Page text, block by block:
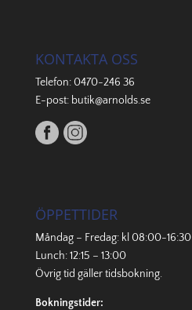
KONTAKTA OSS
Telefon:0470-246 36
E-post: butik@arnolds.se
ÖPPETTIDER
Måndag – Fredag: kl 08:00-16:30
Lunch: 12:15 – 13:00
Övrig tid gällertidsbokning.
Bokningstider: